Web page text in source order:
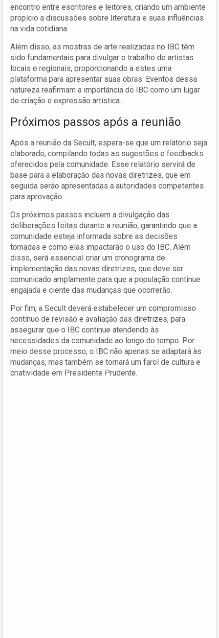
encontro entre escritores e leitores, criando um ambiente
propício a discussões sobre literatura e suas influências
na vida cotidiana.
Além disso, as mostras de arte realizadas no IBC têm
sido fundamentais para divulgar o trabalho de artistas
locais e regionais, proporcionando a estes uma
plataforma para apresentar suas obras. Eventos dessa
natureza reafirmam a importância do IBC como um lugar
de criação e expressão artística.
Próximos passos após a reunião
Após a reunião da Secult, espera-se que um relatório seja
elaborado, compilando todas as sugestões e feedbacks
oferecidos pela comunidade. Esse relatório servirá de
base para a elaboração das novas diretrizes, que em
seguida serão apresentadas a autoridades competentes
para aprovação.
Os próximos passos incluem a divulgação das
deliberações feitas durante a reunião, garantindo que a
comunidade esteja informada sobre as decisões
tomadas e como elas impactarão o uso do IBC. Além
disso, será essencial criar um cronograma de
implementação das novas diretrizes, que deve ser
comunicado amplamente para que a população continue
engajada e ciente das mudanças que ocorrerão.
Por fim, a Secult deverá estabelecer um compromisso
contínuo de revisão e avaliação das diretrizes, para
assegurar que o IBC continue atendendo às
necessidades da comunidade ao longo do tempo. Por
meio desse processo, o IBC não apenas se adaptará às
mudanças, mas também se tornará um farol de cultura e
criatividade em Presidente Prudente.